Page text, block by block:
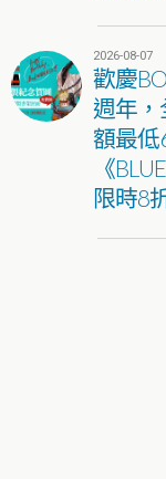
2026-08-07
歡慶
週年，
額最
《
限時8